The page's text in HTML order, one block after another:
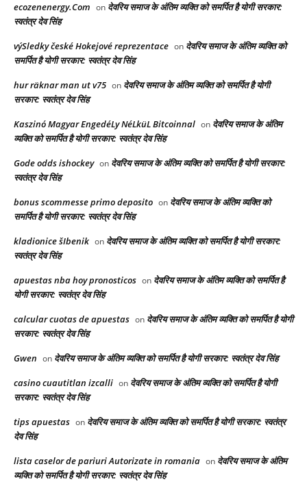
ecozenenergy.Com on देवरिय समाज के अंतिम व्यक्ति को समर्पित है योगी सरकार:
स्वतंत्र देव सिंह
výSledky české Hokejové reprezentace on देवरिय समाज के अंतिम व्यक्ति को
समर्पित है योगी सरकार: स्वतंत्र देव सिंह
hur räknar man ut v75 on देवरिय समाज के अंतिम व्यक्ति को समर्पित है योगी
सरकार: स्वतंत्र देव सिंह
Kaszinó Magyar EngedéLy NéLküL Bitcoinnal on देवरिय समाज के अंतिम
व्यक्ति को समर्पित है योगी सरकार: स्वतंत्र देव सिंह
Gode odds ishockey on देवरिय समाज के अंतिम व्यक्ति को समर्पित है योगी सरकार:
स्वतंत्र देव सिंह
bonus scommesse primo deposito on देवरिय समाज के अंतिम व्यक्ति को
समर्पित है योगी सरकार: स्वतंत्र देव सिंह
kladionice šIbenik on देवरिय समाज के अंतिम व्यक्ति को समर्पित है योगी सरकार:
स्वतंत्र देव सिंह
apuestas nba hoy pronosticos on देवरिय समाज के अंतिम व्यक्ति को समर्पित है
योगी सरकार: स्वतंत्र देव सिंह
calcular cuotas de apuestas on देवरिय समाज के अंतिम व्यक्ति को समर्पित है योगी
सरकार: स्वतंत्र देव सिंह
Gwen on देवरिय समाज के अंतिम व्यक्ति को समर्पित है योगी सरकार: स्वतंत्र देव सिंह
casino cuautitlan izcalli on देवरिय समाज के अंतिम व्यक्ति को समर्पित है योगी
सरकार: स्वतंत्र देव सिंह
tips apuestas on देवरिय समाज के अंतिम व्यक्ति को समर्पित है योगी सरकार: स्वतंत्र
देव सिंह
lista caselor de pariuri Autorizate in romania on देवरिय समाज के अंतिम
व्यक्ति को समर्पित है योगी सरकार: स्वतंत्र देव सिंह